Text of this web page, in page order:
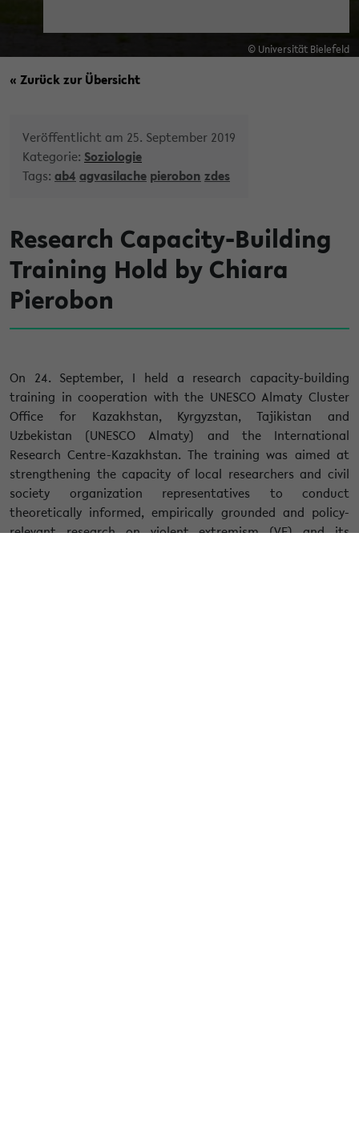
© Universität Bielefeld
« Zurück zur Übersicht
Veröffentlicht am 25. September 2019
Kategorie: Soziologie
Tags: ab4 agvasilache pierobon zdes
Research Capacity-Building
Training Hold by Chiara
Pierobon
On 24. September, I held a research capacity-building
training in cooperation with the UNESCO Almaty Cluster
Office for Kazakhstan, Kyrgyzstan, Tajikistan and
Uzbekistan (UNESCO Almaty) and the International
Research Centre-Kazakhstan. The training was aimed at
strengthening the capacity of local researchers and civil
society organization representatives to conduct
theoretically informed, empirically grounded and policy-
relevant research on violent extremism (VE) and its